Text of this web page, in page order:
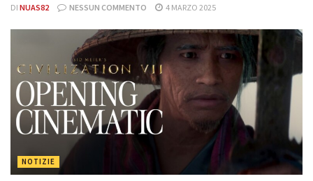
DI NUAS82 NESSUN COMMENTO 4 MARZO 2025
NOTIZIE